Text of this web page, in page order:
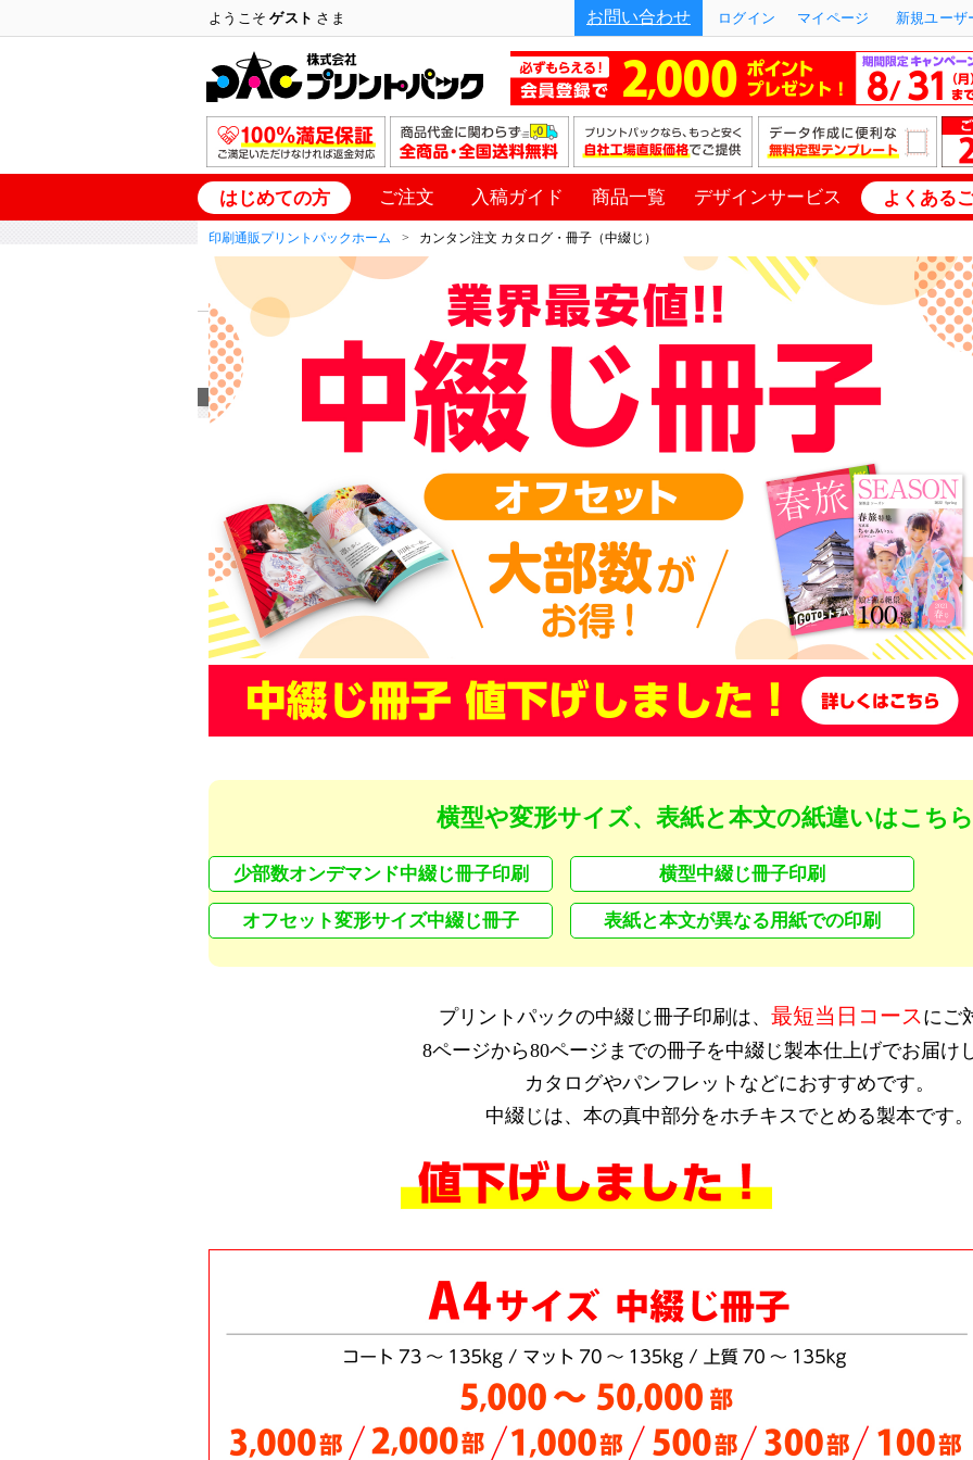
ようこそゲスト さま お問い合わせ ログイン マイページ 新規ユーザ
はじめての方 ご注文 入稿ガイド 商品一覧 デザインサービス よくある
印刷通販プリントパックホーム カンタン注文 カタログ・冊子（中綴じ）
横型や変形サイズ、表紙と本文の紙違いはこち
少部数オンデマンド中綴じ冊子印刷 横型中綴じ冊子印刷
オフセット変形サイズ中綴じ冊子 表紙と本文が異なる用紙での印刷
プリントパックの中綴じ冊子印刷は、 最短当日コース にご
8ページから80ページまでの冊子を中綴じ製本仕上げでお届け
カタログやパンフレットなどにおすすめです。
中綴じは、本の真中部分をホチキスでとめる製本です。